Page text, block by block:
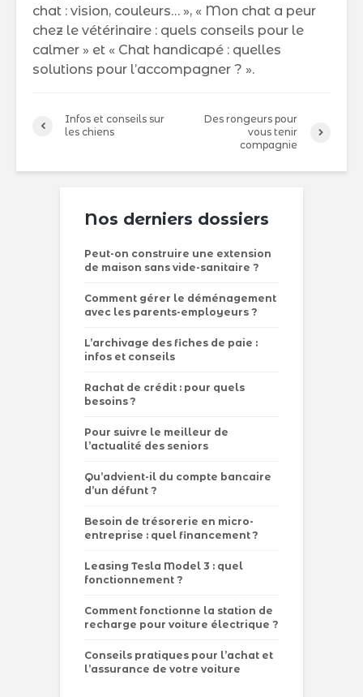
chat : vision, couleurs… », « Mon chat a peur
chez le vétérinaire : quels conseils pour le
calmer » et « Chat handicapé : quelles
solutions pour l’accompagner ? ».
Infos et conseils sur
les chiens
Des rongeurs pour
vous tenir
compagnie
Nos derniers dossiers
Peut-on construire une extension
de maison sans vide-sanitaire ?
Comment gérer le déménagement
avec les parents-employeurs ?
L’archivage des fiches de paie :
infos et conseils
Rachat de crédit : pour quels
besoins ?
Pour suivre le meilleur de
l’actualité des seniors
Qu’advient-il du compte bancaire
d’un défunt ?
Besoin de trésorerie en micro-
entreprise : quel financement ?
Leasing Tesla Model 3 : quel
fonctionnement ?
Comment fonctionne la station de
recharge pour voiture électrique ?
Conseils pratiques pour l’achat et
l’assurance de votre voiture